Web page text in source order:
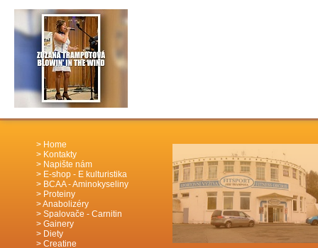
Home
Kontakty
Napište nám
E-shop - E kulturistika
BCAA - Aminokyseliny
Proteiny
Anabolizéry
Spalovače - Carnitin
Gainery
Diety
Creatine